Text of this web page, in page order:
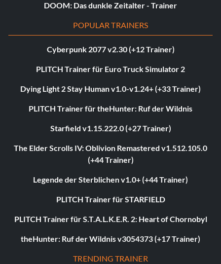
DOOM: Das dunkle Zeitalter - Trainer
POPULAR TRAINERS
Cyberpunk 2077 v2.30 (+12 Trainer)
PLITCH Trainer für Euro Truck Simulator 2
Dying Light 2 Stay Human v1.0-v1.24+ (+33 Trainer)
PLITCH Trainer für theHunter: Ruf der Wildnis
Starfield v1.15.222.0 (+27 Trainer)
The Elder Scrolls IV: Oblivion Remastered v1.512.105.0
(+44 Trainer)
Legende der Sterblichen v1.0+ (+44 Trainer)
PLITCH Trainer für STARFIELD
PLITCH Trainer für S.T.A.L.K.E.R. 2: Heart of Chornobyl
theHunter: Ruf der Wildnis v3054373 (+17 Trainer)
TRENDING TRAINER